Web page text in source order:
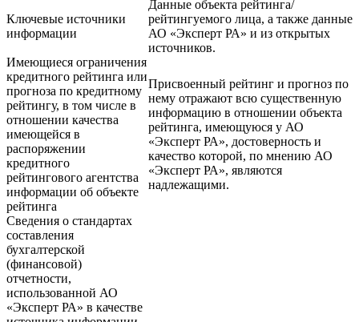
Ключевые источники
информации
Данные объекта рейтинга/
рейтингуемого лица, а также данные
АО «Эксперт РА» и из открытых
источников.
Имеющиеся ограничения
кредитного рейтинга или
прогноза по кредитному
рейтингу, в том числе в
отношении качества
имеющейся в
распоряжении
кредитного
рейтингового агентства
информации об объекте
рейтинга
Присвоенный рейтинг и прогноз по
нему отражают всю существенную
информацию в отношении объекта
рейтинга, имеющуюся у АО
«Эксперт РА», достоверность и
качество которой, по мнению АО
«Эксперт РА», являются
надлежащими.
Сведения о стандартах
составления
бухгалтерской
(финансовой)
отчетности,
использованной АО
«Эксперт РА» в качестве